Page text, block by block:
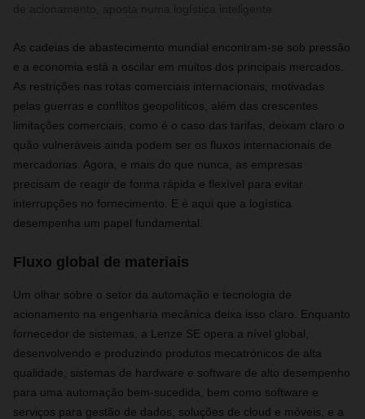
As cadeias de abastecimento mundial encontram-se sob pressão
e a economia está a oscilar em muitos dos principais mercados.
As restrições nas rotas comerciais internacionais, motivadas
pelas guerras e conflitos geopolíticos, além das crescentes
limitações comerciais, como é o caso das tarifas, deixam claro o
quão vulneráveis ainda podem ser ​​os fluxos internacionais de
mercadorias. Agora, e mais do que nunca, as empresas
precisam de reagir de forma rápida e flexível para evitar
interrupções no fornecimento. E é aqui que a logística
desempenha um papel fundamental.
Fluxo global de materiais
Um olhar sobre o setor da automação e tecnologia de
acionamento na engenharia mecânica deixa isso claro. Enquanto
fornecedor de sistemas, a Lenze SE opera a nível global,
desenvolvendo e produzindo produtos mecatrónicos de alta
qualidade, sistemas de hardware e software de alto desempenho
para uma automação bem-sucedida, bem como software e
serviços para gestão de dados, soluções de cloud e móveis, e a